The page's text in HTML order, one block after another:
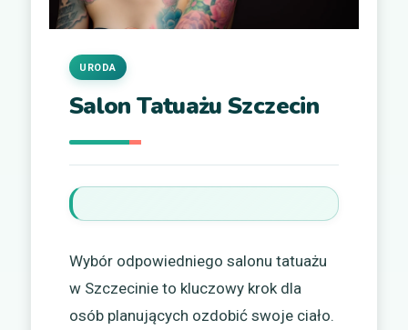
Salon Tatuażu Szczecin
URODA
Wybór odpowiedniego salonu tatuażu
w Szczecinie to kluczowy krok dla
osób planujących ozdobić swoje ciało.